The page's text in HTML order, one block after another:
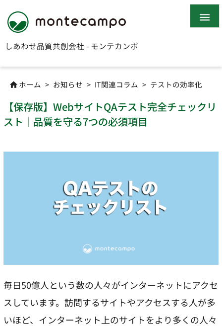
しあわせ品質共創会社 - モンテカンポ

 ホーム > お知らせ > IT関連コラム > テストの効率化
【保存版】WebサイトQAテスト完全チェックリ
スト｜品質を守る7つの必須項目
毎日50億人という数の人々がインターネットにアクセ
スしています。訪問するサイトやアクセスする人が多
いほど、インターネット上のサイトをより多くの人々